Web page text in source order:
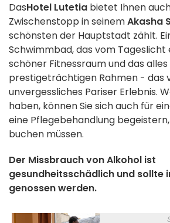
DasHotel Lutetia bietet Ihnen
Zwischenstopp in seinemAkasha
schönsten der Hauptstadt zählt.
Schwimmbad, das vom Tageslicht
schöner Fitnessraum und das
prestigeträchtigen Rahmen - das
unvergessliches Pariser Erlebnis.
haben, können Sie sich auch für
eine Pflegebehandlung
buchen müssen.
Der Missbrauch von Alkohol ist
gesundheitsschädlich und sollte
genossen werden.